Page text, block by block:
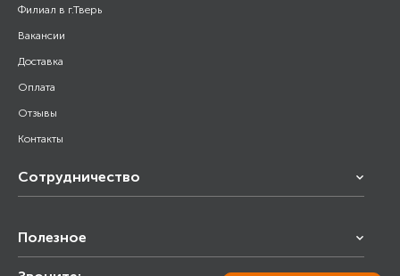
Филиал в г.Тверь
Вакансии
Доставка
Оплата
Отзывы
Контакты
Сотрудничество
Снабжение строительства
Полезное